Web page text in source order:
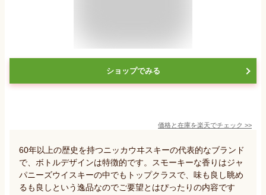
ショップでみる
価格と在庫を楽天でチェック >>
60年以上の歴史を持つニッカウヰスキーの代表的なブランド
で、ボトルデザインは特徴的です。スモーキーな香りはジャ
パニーズウイスキーの中でもトップクラスで、味も良し眺め
るも良しという逸品なのでご要望とはぴったりの内容です